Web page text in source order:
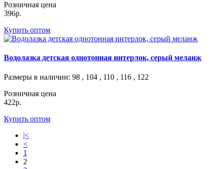
Розничная цена
396р.
Купить оптом
Водолазка детская однотонная интерлок, серый меланж
Размеры в наличии: 98 , 104 , 110 , 116 , 122
Розничная цена
422р.
Купить оптом
|<
<
1
2